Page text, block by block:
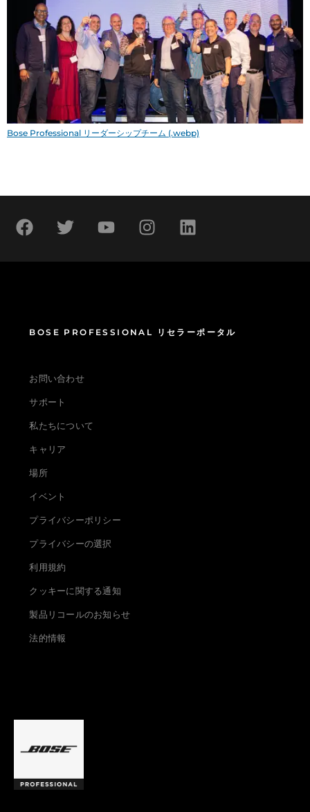
Bose Professional リーダーシップチーム (.webp)
BOSE PROFESSIONAL リセラーポータル
お問い合わせ
サポート
私たちについて
キャリア
場所
イベント
プライバシーポリシー
プライバシーの選択
利用規約
クッキーに関する通知
製品リコールのお知らせ
法的情報